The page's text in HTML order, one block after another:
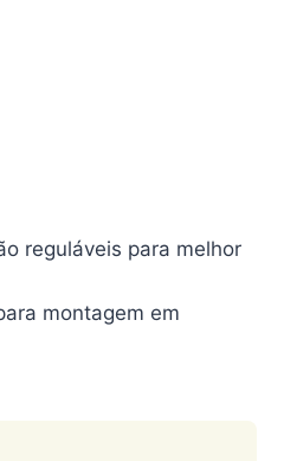
reguláveis para melhor
montagem em